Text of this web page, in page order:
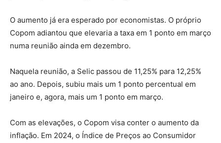
O aumento já era esperado por economistas. O próprio
Copom adiantou que elevaria a taxa em 1 ponto em março
numa reunião ainda em dezembro.
Naquela reunião, a Selic passou de 11,25% para 12,25%
ao ano. Depois, subiu mais um 1 ponto percentual em
janeiro e, agora, mais um 1 ponto em março.
Com as elevações, o Copom visa conter o aumento da
inflação. Em 2024, o Índice de Preços ao Consumidor